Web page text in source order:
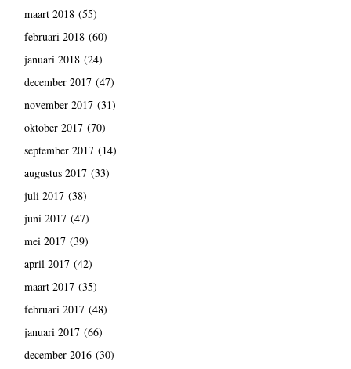
maart 2018(55)
februari 2018(60)
januari 2018(24)
december 2017(47)
november 2017(31)
oktober 2017(70)
september 2017(14)
augustus 2017(33)
juli 2017(38)
juni 2017(47)
mei 2017(39)
april 2017(42)
maart 2017(35)
februari 2017(48)
januari 2017(66)
december 2016(30)